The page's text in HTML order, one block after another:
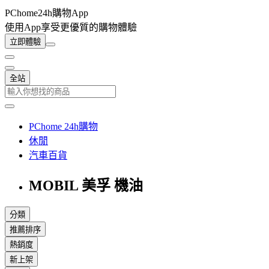
PChome24h購物App
使用App享受更優質的購物體驗
立即體驗
全站
PChome 24h購物
休閒
汽車百貨
MOBIL 美孚 機油
分類
推薦排序
熱銷度
新上架